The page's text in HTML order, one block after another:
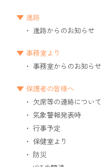
進路
進路からのお知らせ
事務室より
事務室からのお知らせ
保護者の皆様へ
欠席等の連絡について
気象警報発表時
行事予定
保健室より
防災